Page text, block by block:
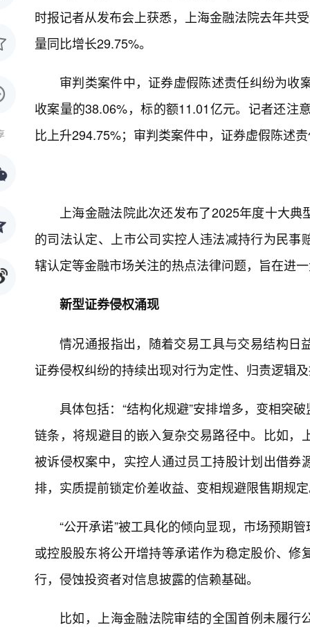
时报记者从发布会上获悉，上海金融法院去年共
量同比增长29.75%。
审判类案件中，证券虚假陈述责任纠纷为收
收案量的38.06%，标的额11.01亿元。记者还注
比上升294.75%；审判类案件中，证券虚假陈述
上海金融法院此次还发布了2025年度十大
的司法认定、上市公司实控人违法减持行为民